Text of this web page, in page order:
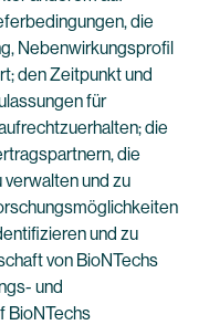
die
Nebenwirkungsprofil
den Zeitpunkt und
für
die
die
und zu
und zu
von BioNTechs
und
BioNTechs